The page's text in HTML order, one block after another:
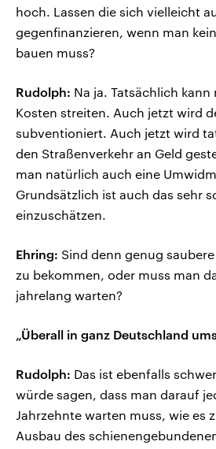
hoch. Lassen die sich vielleicht
gegenfinanzieren, wenn man
bauen muss?
Rudolph: Na ja. Tatsächlich kann
Kosten streiten. Auch jetzt wird
subventioniert. Auch jetzt wird
den Straßenverkehr an Geld
man natürlich auch eine
Grundsätzlich ist auch das sehr
einzuschätzen.
Ehring: Sind denn genug
zu bekommen, oder muss man
jahrelang warten?
„Überall in ganz Deutschland
Rudolph: Das ist ebenfalls
würde sagen, dass man darauf
Jahrzehnte warten muss, wie es
Ausbau des